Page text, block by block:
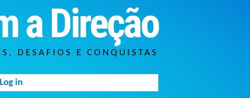
a Direção
DESAFIOS E CONQUISTAS
Log in